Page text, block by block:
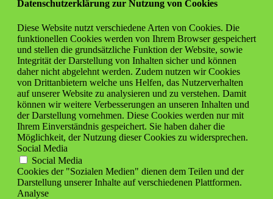
Datenschutzerklärung zur Nutzung von Cookies
Diese Website nutzt verschiedene Arten von Cookies. Die
funktionellen Cookies werden von Ihrem Browser gespeichert
und stellen die grundsätzliche Funktion der Website, sowie
Integrität der Darstellung von Inhalten sicher und können
daher nicht abgelehnt werden. Zudem nutzen wir Cookies
von Drittanbietern welche uns Helfen, das Nutzerverhalten
auf unserer Website zu analysieren und zu verstehen. Damit
können wir weitere Verbesserungen an unseren Inhalten und
der Darstellung vornehmen. Diese Cookies werden nur mit
Ihrem Einverständnis gespeichert. Sie haben daher die
Möglichkeit, der Nutzung dieser Cookies zu widersprechen.
Social Media
Social Media
Cookies der "Sozialen Medien" dienen dem Teilen und der
Darstellung unserer Inhalte auf verschiedenen Plattformen.
Analyse